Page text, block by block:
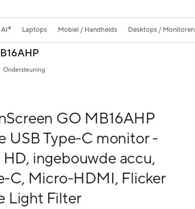
AI Laptops Mobiel / Handhelds Desktops / Monitoren
Ondersteuning
GO MB16AHP
USB Type-C monitor -
HD, ingebouwde accu,
C, Micro-HDMI, Flicker
Light Filter